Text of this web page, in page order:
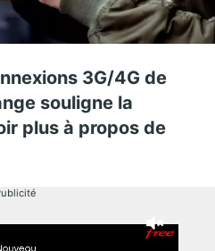
3G/4G de
souligne la
plus à propos de